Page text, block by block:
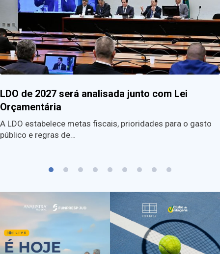
LDO de 2027 será analisada junto com Lei
Orçamentária
A LDO estabelece metas fiscais, prioridades para o gasto
público e regras de…